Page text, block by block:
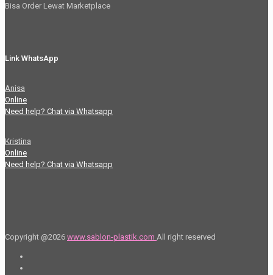
Bisa Order Lewat Marketplace
Link WhatsApp
Anisa
Online
Need help? Chat via Whatsapp
Kristina
Online
Need help? Chat via Whatsapp
Copyright @2026 www.sablon-plastik.com All right reserved